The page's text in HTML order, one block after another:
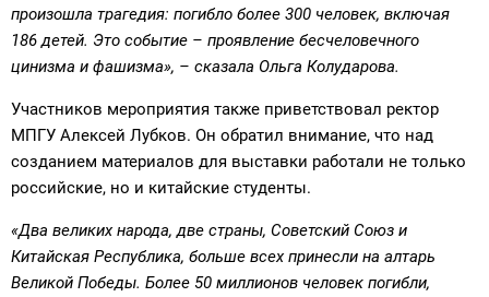
произошла трагедия: погибло более 300 человек, включая
186 детей. Это событие – проявление бесчеловечного
цинизма и фашизма», – сказала Ольга Колударова.
Участников мероприятия также приветствовал ректор
МПГУ Алексей Лубков. Он обратил внимание, что над
созданием материалов для выставки работали не только
российские, но и китайские студенты.
«Два великих народа, две страны, Советский Союз и
Китайская Республика, больше всех принесли на алтарь
Великой Победы. Более 50 миллионов человек погибли,